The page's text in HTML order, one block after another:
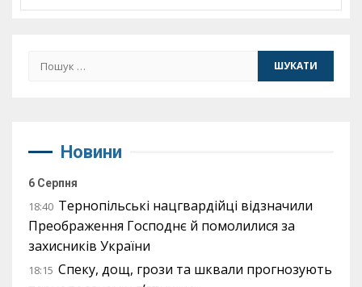
Пошук:
Новини
6 Серпня
18:40 Тернопільські нацгвардійці відзначили
Преображення Господнє й помолилися за
захисників України
18:15 Спеку, дощ, грози та шквали прогнозують